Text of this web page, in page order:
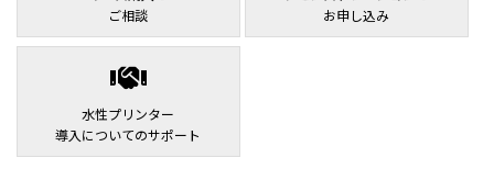
ご相談
お申し込み
水性プリンター
導入についてのサポート